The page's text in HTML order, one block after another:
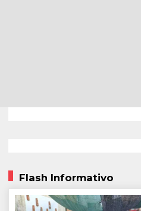
Flash Informativo